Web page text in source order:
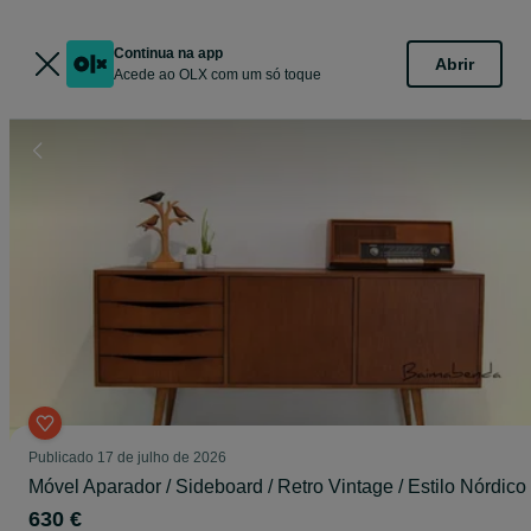
Continua na app
Acede ao OLX com um só toque
Abrir
Publicado 17 de julho de 2026
Móvel Aparador / Sideboard / Retro Vintage / Estilo Nórdico
630 €